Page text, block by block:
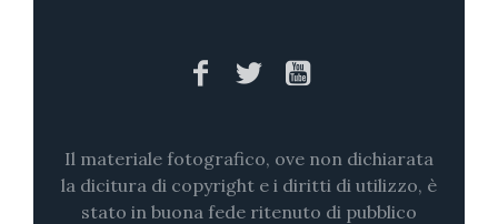
Il materiale fotografico, ove non dichiarata
la dicitura di copyright e i diritti di utilizzo, è
stato in buona fede ritenuto di pubblico